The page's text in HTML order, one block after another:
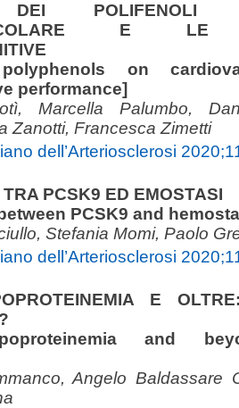
DEI POLIFENOLI
E LE
on
performance]
Marcella Palumbo,
Zanotti, Francesca Zimetti
dell’Arteriosclerosi
PCSK9 ED EMOSTASI
PCSK9 and
Stefania Momi, Paolo
dell’Arteriosclerosi
E
and
Angelo Baldassare